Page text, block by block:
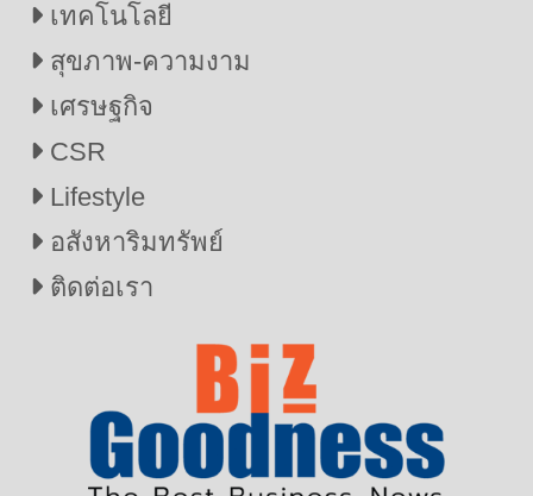
เทคโนโลยี
สุขภาพ-ความงาม
เศรษฐกิจ
CSR
Lifestyle
อสังหาริมทรัพย์
ติดต่อเรา